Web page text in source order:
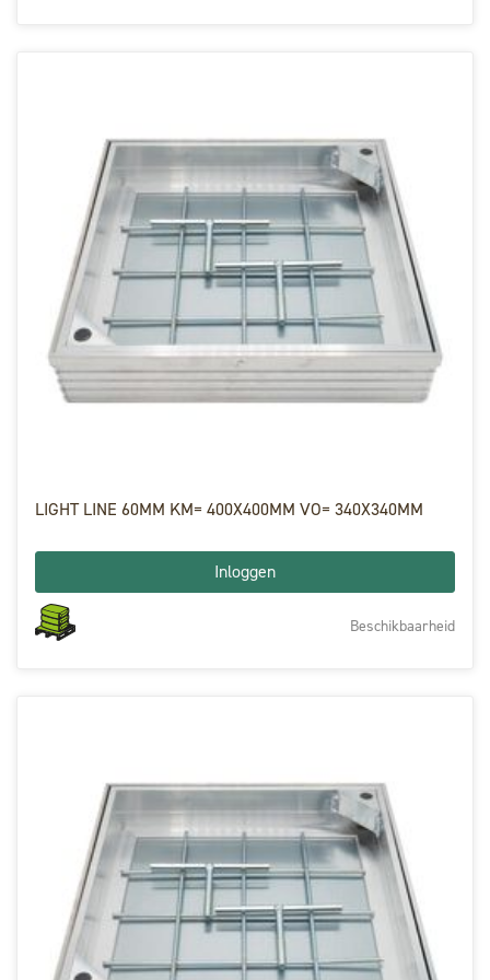
LIGHT LINE 60MM KM= 400X400MM VO= 340X340MM
Inloggen
Beschikbaarheid